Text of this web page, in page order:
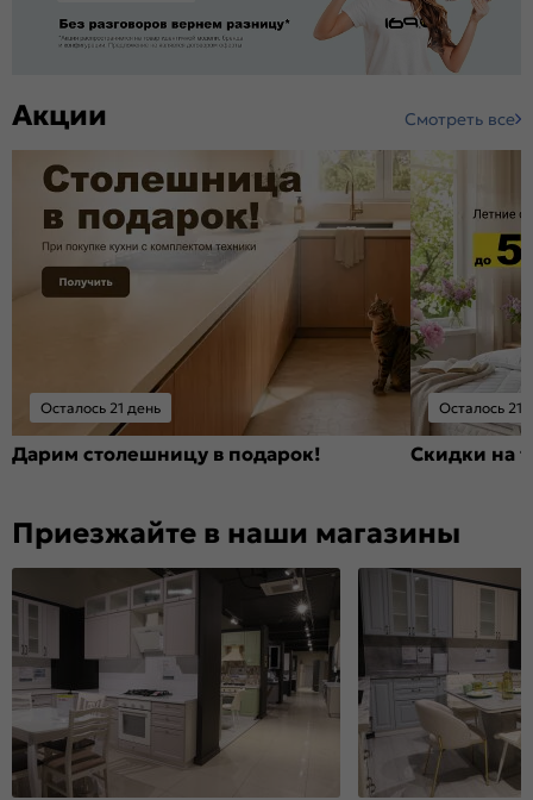
Акции Смотреть все
Осталось 21 день
Дарим столешницу в подарок!
Осталось 21
Скидки на
Приезжайте в наши магазины